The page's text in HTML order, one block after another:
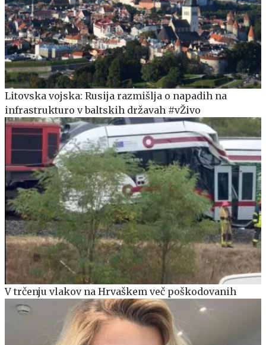
Litovska vojska: Rusija razmišlja o napadih na
infrastrukturo v baltskih državah #vŽivo
V trčenju vlakov na Hrvaškem več poškodovanih